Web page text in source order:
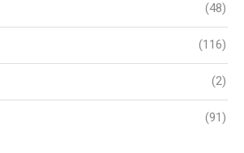
(48)
(116)
(2)
(91)